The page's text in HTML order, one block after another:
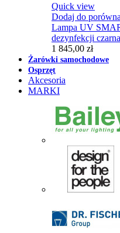
Quick view
Dodaj do
Lampa UV
dezynfekcji czarna
1 845,00 zł
Żarówki samochodowe
Osprzęt
Akcesoria
MARKI